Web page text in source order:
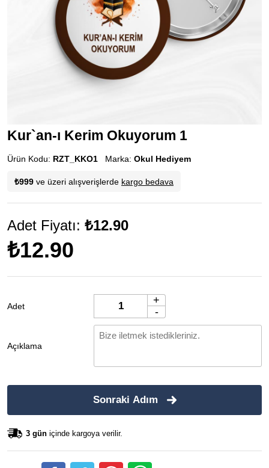
Kur`an-ı Kerim Okuyorum 1
Ürün Kodu: RZT_KKO1 Marka: Okul Hediyem
₺999 ve üzeri alışverişlerde kargo bedava
Adet Fiyatı: ₺12.90
₺12.90
Adet
+
-
Açıklama
Sonraki Adım
3 gün içinde kargoya verilir.